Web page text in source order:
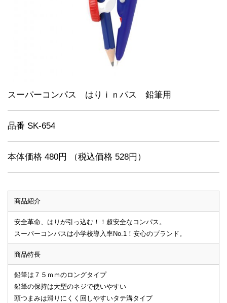
スーパーコンパス はりｉｎパス 鉛筆用
品番 SK-654
本体価格 480円 （税込価格 528円）
商品紹介
安全革命、はりが引っ込む！！超安全なコンパス。
スーパーコンパスは小学校導入率No.1！安心のブランド。
商品特長
鉛筆は７５ｍｍのロングタイプ
鉛筆の保持は大型のネジで使いやすい
頭つまみは滑りにくく回しやすいタテ溝タイプ